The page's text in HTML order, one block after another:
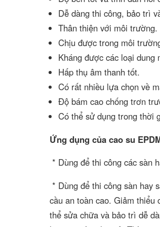
Dễ dàng thi công, bảo trì
Thân thiện với môi trường.
Chịu được trong môi
Kháng được các loại
Hấp thụ âm thanh tốt.
Có rất nhiều lựa chọn về
Độ bám cao chống trơn
Có thể sử dụng trong thời
Ứng dụng của cao su
* Dùng để thi công các sàn
* Dùng để thi công sàn hay
cầu an toàn cao. Giảm
thể sửa chữa và bảo trì dễ